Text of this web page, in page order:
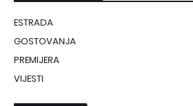
ESTRADA
GOSTOVANJA
PREMIJERA
VIJESTI